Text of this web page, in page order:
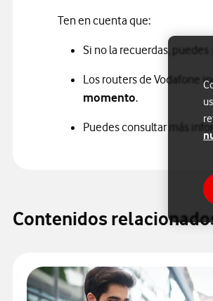
Ten en cuenta que:
Si no la recuerdas, puedes
Los routers de Vodafone
momento.
Puedes consultar más
Contenidos